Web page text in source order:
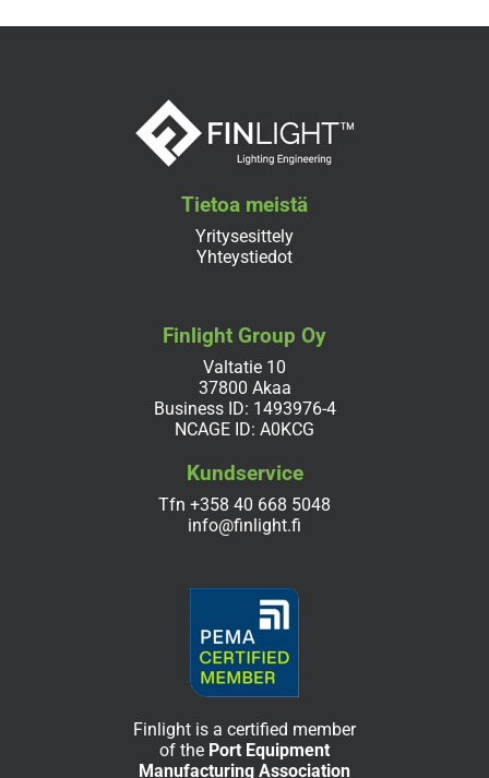
Tietoa meistä
Yritysesittely
Yhteystiedot
Finlight Group Oy
Valtatie 10
37800 Akaa
Business ID: 1493976-4
NCAGE ID: A0KCG
Kundservice
Tfn +358 40 668 5048
info@finlight.fi
Finlight is a certified member
of the Port Equipment
Manufacturing Association